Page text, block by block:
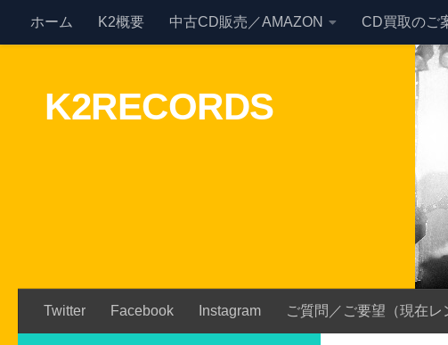
Skip to content
ホーム K2概要 中古CD販売／AMAZON CD買取のご
K2RECORDS
Twitter Facebook Instagram ご質問／ご要望（現在レ